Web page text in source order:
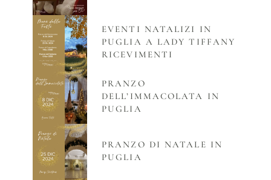
EVENTI NATALIZI IN
PUGLIA A LADY TIFFANY
RICEVIMENTI
PRANZO
DELL’IMMACOLATA IN
PUGLIA
PRANZO DI NATALE IN
PUGLIA